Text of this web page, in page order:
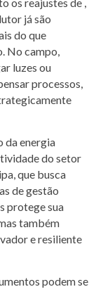
já são
do que
No campo,
luzes ou
processos,
da energia
do setor
que busca
de gestão
protege sua
também
e resiliente
podem se